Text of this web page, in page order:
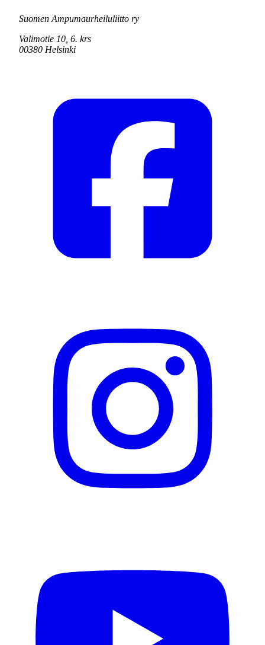
Suomen Ampumaurheiluliitto ry
Valimotie 10, 6. krs
00380 Helsinki